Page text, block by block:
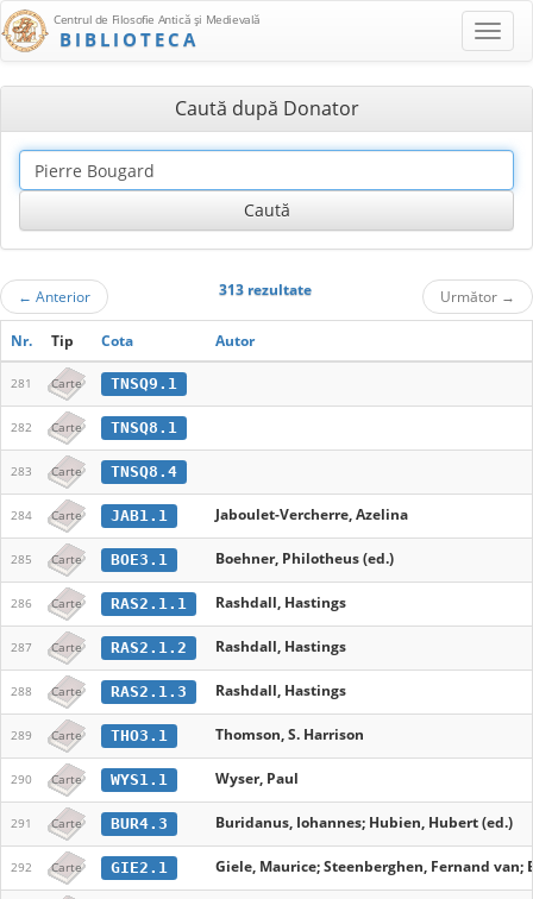
Centrul de Filosofie Antică şi Medievală
BIBLIOTECA
Caută după Donator
← Anterior 313 rezultate Următor →
Nr. Tip Cota Autor
281 Carte TNSQ9.1
282 Carte TNSQ8.1
283 Carte TNSQ8.4
284 Carte JAB1.1 Jaboulet-Vercherre, Azelina
285 Carte BOE3.1 Boehner, Philotheus (ed.)
286 Carte RAS2.1.1 Rashdall, Hastings
287 Carte RAS2.1.2 Rashdall, Hastings
288 Carte RAS2.1.3 Rashdall, Hastings
289 Carte THO3.1 Thomson, S. Harrison
290 Carte WYS1.1 Wyser, Paul
291 Carte BUR4.3 Buridanus, Iohannes; Hubien, Hubert (ed.)
292 Carte GIE2.1 Giele, Maurice; Steenberghen, Fernand van;